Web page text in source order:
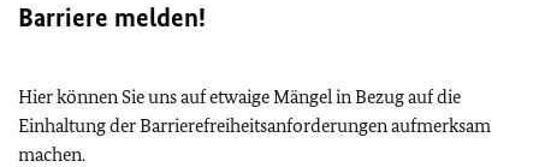
Barriere melden!
Hier können Sie uns auf etwaige Mängel in Bezug auf die
Einhaltung der Barrierefreiheitsanforderungen aufmerksam
machen.